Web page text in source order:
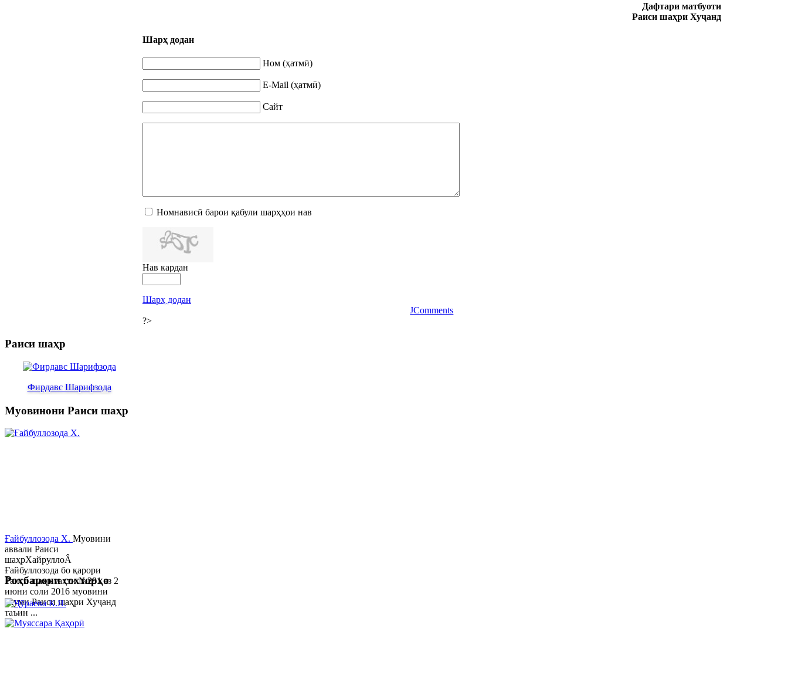
Дафтари матбуоти
Раиси шаҳри Хуҷанд
Шарҳ додан
Ном (ҳатмӣ)
E-Mail (ҳатмӣ)
Сайт
Номнависӣ барои қабули шарҳҳои нав
Нав кардан
Шарҳ додан
JComments
?>
Раиси шаҳр
Фирдавс Шарифзода
Муовинони Раиси шаҳр
Ғайбуллозода Х. Муовини
аввали Раиси
шаҳрХайруллоÂ
Ғайбуллозода бо қарори
Раиси шаҳр таҳти №281 аз 2
июни соли 2016 муовини
якуми Раиси шаҳри Хуҷанд
таъин ...
Роҳбарони сохторҳо